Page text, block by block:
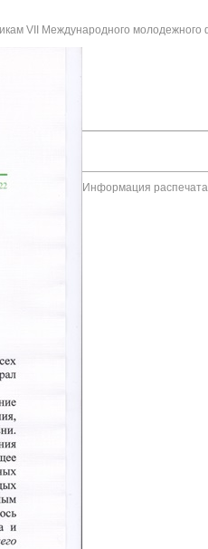
VII Международного
Информация